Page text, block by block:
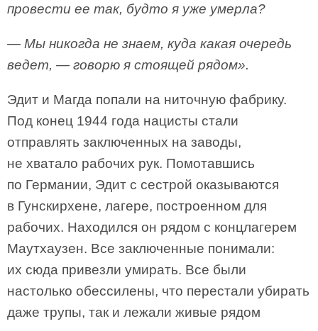
провести ее так, будто я уже умерла?
— Мы никогда не знаем, куда какая очередь
ведет, — говорю я стоящей рядом».
Эдит и Магда попали на ниточную фабрику.
Под конец 1944 года нацисты стали
отправлять заключенных на заводы,
не хватало рабочих рук. Помотавшись
по Германии, Эдит с сестрой оказываются
в Гунскирхене, лагере, построенном для
рабочих. Находился он рядом с концлагерем
Маутхаузен. Все заключенные понимали:
их сюда привезли умирать. Все были
настолько обессилены, что перестали убирать
даже трупы, так и лежали живые рядом